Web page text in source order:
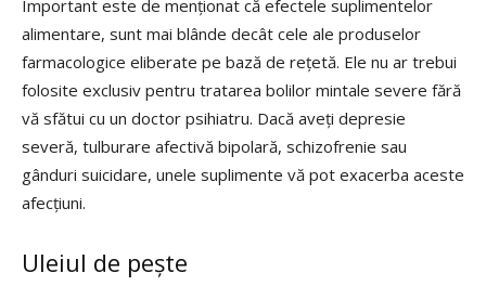
Important este de menționat că efectele suplimentelor
alimentare, sunt mai blânde decât cele ale produselor
farmacologice eliberate pe bază de rețetă. Ele nu ar trebui
folosite exclusiv pentru tratarea bolilor mintale severe fără
vă sfătui cu un doctor psihiatru. Dacă aveți depresie
severă, tulburare afectivă bipolară, schizofrenie sau
gânduri suicidare, unele suplimente vă pot exacerba aceste
afecțiuni.
Uleiul de pește